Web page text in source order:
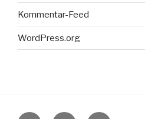
Kommentar-Feed
WordPress.org